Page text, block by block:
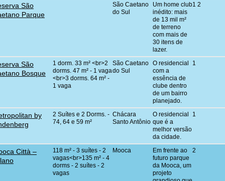
São
Parque
São Caetano
do Sul
Um home club
inédito: mais
de 13 mil m²
de terreno
com mais de
30 itens de
lazer.
1 2
São
Bosque
1 dorm. 33 m² <br>2
dorms. 47 m² - 1 vaga
<br>3 dorms. 64 m² -
1 vaga
São Caetano
do Sul
O residencial
com a
essência de
clube dentro
de um bairro
planejado.
1
by
2 Suítes e 2 Dorms. -
74, 64 e 59 m²
Chácara
Santo Antônio
O residencial
que é a
melhor versão
da cidade.
1
Città –
118 m² - 3 suítes - 2
vagas<br>135 m² - 4
dorms - 2 suítes - 2
vagas
Mooca
Em frente ao
futuro parque
da Mooca, um
projeto
2